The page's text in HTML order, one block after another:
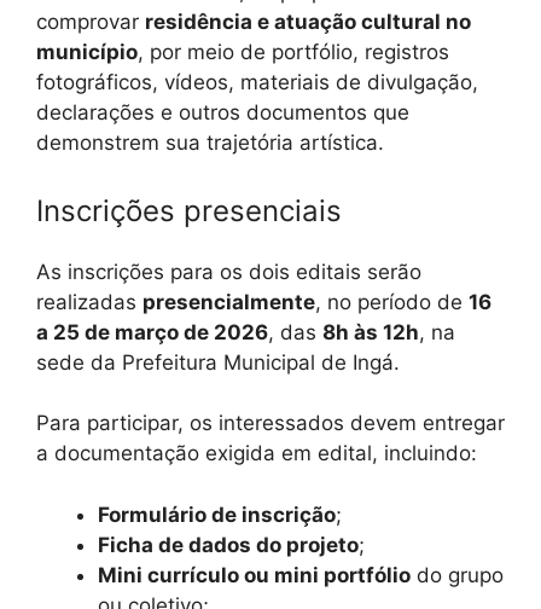
comprovar residência e atuação cultural no
município, por meio de portfólio, registros
fotográficos, vídeos, materiais de divulgação,
declarações e outros documentos que
demonstrem sua trajetória artística.
Inscrições presenciais
As inscrições para os dois editais serão
realizadas presencialmente, no período de 16
a 25 de março de 2026, das 8h às 12h, na
sede da Prefeitura Municipal de Ingá.
Para participar, os interessados devem entregar
a documentação exigida em edital, incluindo:
Formulário de inscrição;
Ficha de dados do projeto;
Mini currículo ou mini portfólio do grupo